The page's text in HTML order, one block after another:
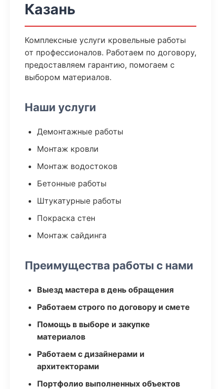
Казань
Комплексные услуги кровельные работы
от профессионалов. Работаем по договору,
предоставляем гарантию, помогаем с
выбором материалов.
Наши услуги
Демонтажные работы
Монтаж кровли
Монтаж водостоков
Бетонные работы
Штукатурные работы
Покраска стен
Монтаж сайдинга
Преимущества работы с нами
Выезд мастера в день обращения
Работаем строго по договору и смете
Помощь в выборе и закупке
материалов
Работаем с дизайнерами и
архитекторами
Портфолио выполненных объектов